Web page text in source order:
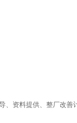
资料提供、整厂改善